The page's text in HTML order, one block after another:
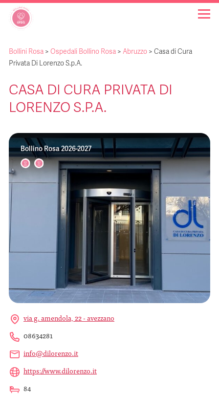
OSPEDALI BOLLINO ROSA
INIZIATIVE
FAQ
CHI SIAMO
Bollini Rosa > Ospedali Bollino Rosa > Abruzzo > Casa di Cura
Privata Di Lorenzo S.p.A.
CASA DI CURA PRIVATA DI
LORENZO S.P.A.
Bollino Rosa 2026-2027
via g. amendola, 22 - avezzano
08634281
info@dilorenzo.it
https://www.dilorenzo.it
84